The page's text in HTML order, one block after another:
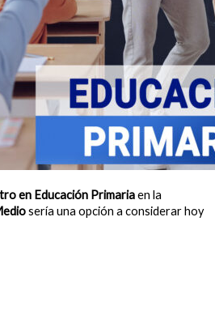
en Educación Primariaen la
sería una opción a considerar hoy